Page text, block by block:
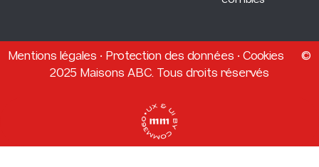
Mentions légales • Protection des données • Cookies ©
2025 Maisons ABC. Tous droits réservés